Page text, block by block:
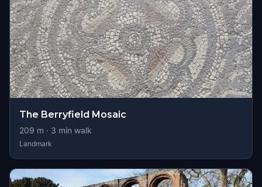
The Berryfield Mosaic
209 m · 3 min walk
Landmark